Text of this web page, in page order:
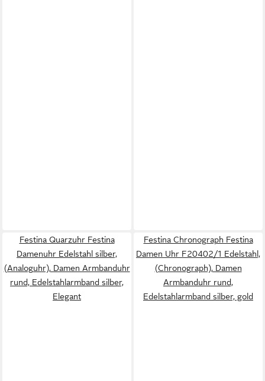
Festina Quarzuhr Festina
Damenuhr Edelstahl silber,
(Analoguhr), Damen Armbanduhr
rund, Edelstahlarmband silber,
Elegant
Festina Chronograph Festina
Damen Uhr F20402/1 Edelstahl,
(Chronograph), Damen
Armbanduhr rund,
Edelstahlarmband silber, gold